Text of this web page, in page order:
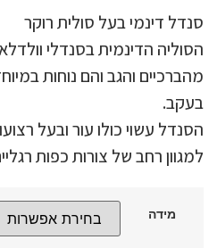
סנדל דינמי בעל סולית רוקר
הסוליה הדינמית בסנדלי
מהברכיים והגב והם נוחות
בעקב.
הסנדל עשוי כולו עור ובעל
למגוון רחב של צורות כפות
מידה